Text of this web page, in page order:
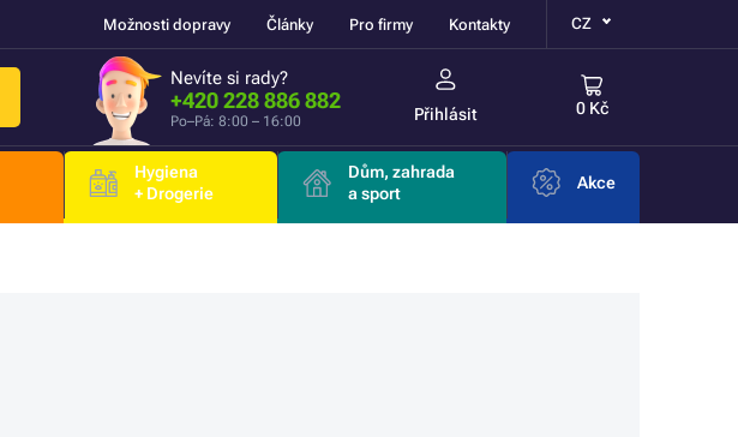
Možnosti dopravy Články Pro firmy Kontakty CZ
Nevíte si rady?
+420 228 886 882
Po–Pá: 8:00 – 16:00 Přihlásit 0 Kč
Hygiena
+ Drogerie
Dům, zahrada
a sport
Akce